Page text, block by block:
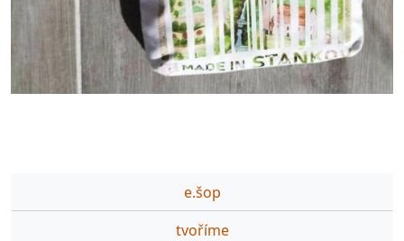
e.šop
tvoříme